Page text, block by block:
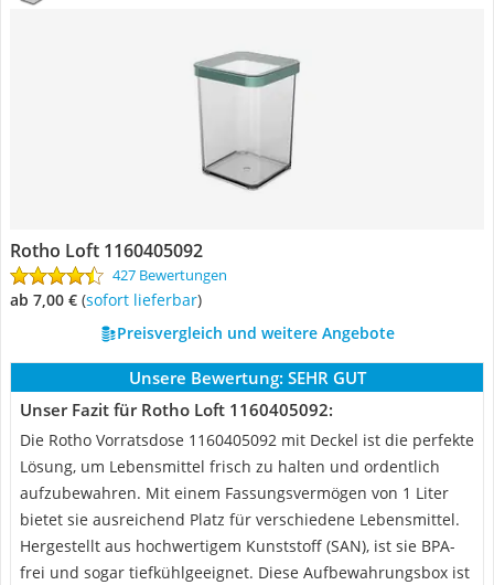
Rotho Loft 1160405092
427 Bewertungen
ab 7,00 € ( Sofort lieferbar)
Preisvergleich und weitere Angebote
Unsere Bewertung: SEHR GUT
Unser Fazit für Rotho Loft 1160405092:
Die Rotho Vorratsdose 1160405092 mit Deckel ist die perfekte
Lösung, um Lebensmittel frisch zu halten und ordentlich
aufzubewahren. Mit einem Fassungsvermögen von 1 Liter
bietet sie ausreichend Platz für verschiedene Lebensmittel.
Hergestellt aus hochwertigem Kunststoff (SAN), ist sie BPA-
frei und sogar tiefkühlgeeignet. Diese Aufbewahrungsbox ist